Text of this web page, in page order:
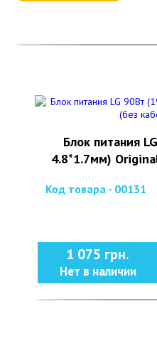
Блок питания
4.8*1.7мм)
Код товара - 00131
1 075 грн.
Нет в наличии